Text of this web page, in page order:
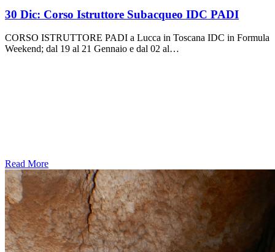
30 Dic: Corso Istruttore Subacqueo IDC PADI
CORSO ISTRUTTORE PADI a Lucca in Toscana IDC in Formula
Weekend; dal 19 al 21 Gennaio e dal 02 al…
Read More